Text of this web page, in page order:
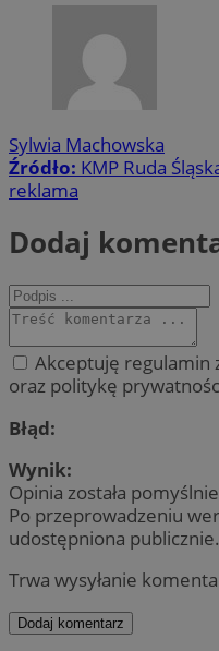
Sylwia Machowska
Źródło: KMP Ruda
reklama
Dodaj
Akceptuję regulamin
oraz politykę
Błąd:
Wynik:
Opinia została
Po przeprowadzeniu
udostępniona publicznie.
Trwa wysyłanie
Dodaj komentarz